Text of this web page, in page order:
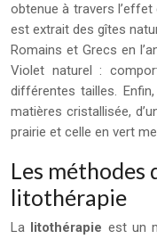
obtenue à travers
est extrait des gîtes
Romains et Grecs en
Violet naturel :
différentes tailles.
matières cristallisée,
prairie et celle en vert
Les méthodes
litothérapie
La litothérapie est un